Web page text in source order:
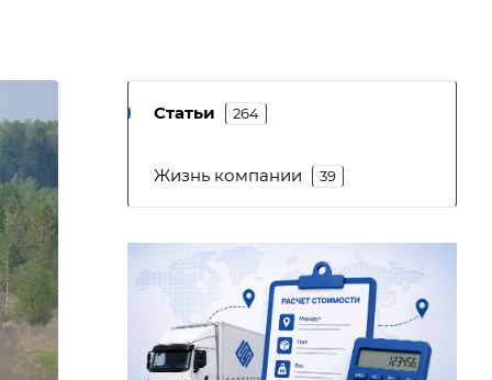
Статьи 264
Жизнь компании 39